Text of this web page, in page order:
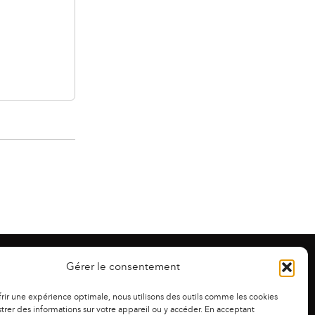
Gérer le consentement
une expérience optimale, nous utilisons des outils comme les cookies
des informations sur votre appareil ou y accéder. En acceptant